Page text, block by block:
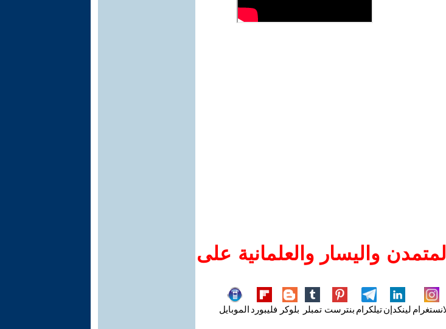
واليسار والعلمانية على
لينكدإنتيلكرام بنترست تمبلر بلوكر فليبورد الموبايل